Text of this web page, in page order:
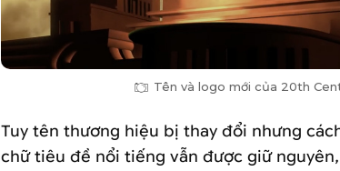
Tên và logo mới của 20th
Tuy tên thương hiệu bị thay đổi nhưng
chữ tiêu đề nổi tiếng vẫn được giữ